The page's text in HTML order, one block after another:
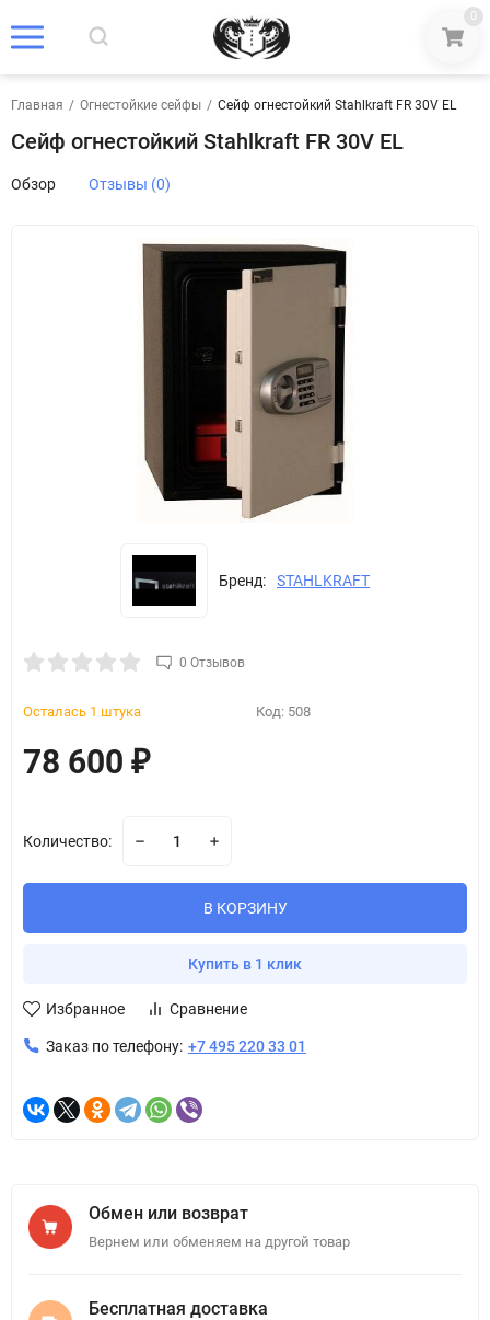
0
Главная / Огнестойкие сейфы / Сейф огнестойкий Stahlkraft FR 30V EL
Сейф огнестойкий Stahlkraft FR 30V EL
Обзор Отзывы (0)
Бренд: STAHLKRAFT
0 Отзывов
Осталась 1 штука Код: 508
78 600 ₽
Количество:
В КОРЗИНУ
Купить в 1 клик
Избранное Сравнение
Заказ по телефону: +7 495 220 33 01
Обмен или возврат
Вернем или обменяем на другой товар
Бесплатная доставка